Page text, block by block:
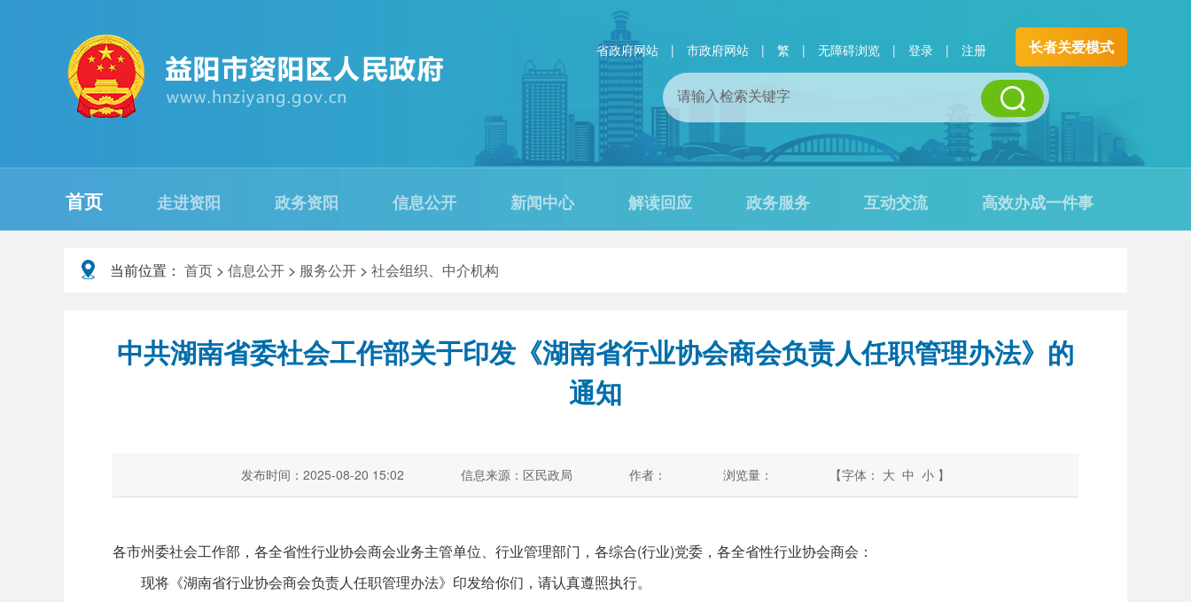
省政府网站 | 市政府网站 | 繁 | 无障碍浏览 | 登录 | 注册 长者关爱模式
首页 走进资阳 政务资阳 信息公开 新闻中心 解读回应 政务服务 互动交流 高效办成一件事
当前位置： 首页 > 信息公开 > 服务公开 > 社会组织、中介机构
中共湖南省委社会工作部关于印发《湖南省行业协会商会负责人任职管理办法》的
通知
发布时间：2025-08-20 15:02 信息来源：区民政局 作者： 浏览量： 【字体： 大 中 小 】
各市州委社会工作部，各全省性行业协会商会业务主管单位、行业管理部门，各综合(行业)党委，各全省性行业协会商会：
现将《湖南省行业协会商会负责人任职管理办法》印发给你们，请认真遵照执行。